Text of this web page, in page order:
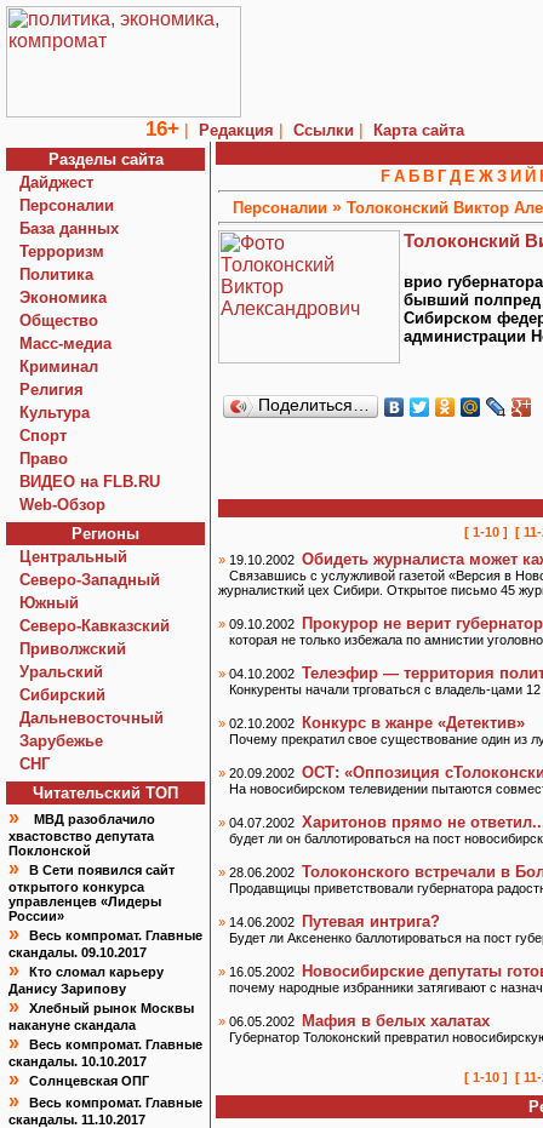
16+ | Редакция | Ссылки |
Карта сайта
Разделы сайта
Дайджест
Персоналии
База данных
Терроризм
Политика
Экономика
Общество
Macc-медиа
Криминал
Религия
Культура
Спорт
Право
ВИДЕО на FLB.RU
Web-Обзор
Регионы
Центральный
Северо-Западный
Южный
Северо-Кавказский
Приволжский
Уральский
Сибирский
Дальневосточный
Зарубежье
СНГ
Читательский TOП
»
МВД разоблачило
хвастовство депутата
Поклонской
»
В Сети появился сайт
открытого конкурса
управленцев «Лидеры
России»
»
Весь компромат. Главные
скандалы. 09.10.2017
»
Кто сломал карьеру
Данису Зарипову
»
Хлебный рынок Москвы
накануне скандала
»
Весь компромат. Главные
скандалы. 10.10.2017
» Солнцевская ОПГ
»
Весь компромат. Главные
скандалы. 11.10.2017
F А Б В Г Д Е Ж З И Й
Персоналии » Толоконский Виктор
Толоконский
врио
бывший полпред
Сибирском
администрации
Поделиться…
[ 1-10 ] [
» 19.10.2002 Обидеть журналиста может
Связавшись с услужливой газетой «Версия в
журналисткий цех Сибири. Открытое письмо 45
» 09.10.2002 Прокурор не верит
которая не только избежала по амнистии
» 04.10.2002 Телеэфир — территория
Конкуренты начали трговаться с владель-цами
» 02.10.2002 Конкурс в жанре «Детектив»
Почему прекратил свое существование один из
» 20.09.2002 ОСТ: «Оппозиция
На новосибирском телевидении пытаются
» 04.07.2002 Харитонов прямо не
будет ли он баллотироваться на пост
» 28.06.2002 Толоконского встречали в
Продавщицы приветствовали губернатора
» 14.06.2002 Путевая интрига?
Будет ли Аксененко баллотироваться на пост
» 16.05.2002 Новосибирские депутаты
почему народные избранники затягивают с
» 06.05.2002 Мафия в белых халатах
Губернатор Толоконский превратил
[ 1-10 ] [